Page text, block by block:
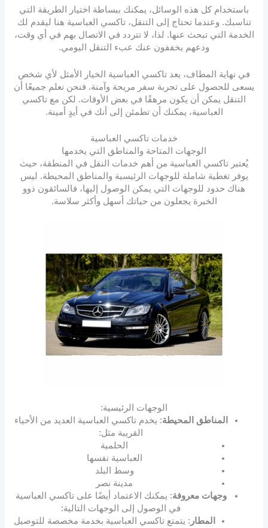
باستخدام كل هذه الوسائل، يمكنك ببساطة اختيار الطريقة التي
تناسبك. وعندما تحتاج إلى التنقل، تاكسي العباسية هنا ليقدم لك
الخدمة التي تبحث عنها. لذا، لا تتردد في الاتصال بهم في أي وقت،
ودعهم يخففون عنك عبء التنقل اليومي.
في نهاية المطاف، يعد تاكسي العباسية الخيار الأمثل لأي شخص
يسعى للحصول على تجربة سفر مريحة وآمنة. فنحن نعلم جميعًا أن
التنقل يمكن أن يكون مرهقًا في بعض الأوقات. لكن مع تاكسي
العباسية، يمكنك أن تطمئن إلى أنك في أيدٍ أمينة.
خدمات تاكسي العباسية
الوجهات المتاحة والمناطق التي يخدمها
يُعتبر تاكسي العباسية من أهم خدمات النقل في المنطقة، حيث
يوفر تغطية شاملة للوجهات الرئيسية والمناطق المحيطة. ليس
هناك حدود للوجهات التي يمكن الوصول إليها، فالسائقون ذوو
الخبرة يجعلون من حياتك أسهل وأكثر سلاسة.
الوجهات الرئيسية:
المناطق المحيطة: يخدم تاكسي العباسية العديد من الأحياء
القريبة مثل:
الحلمية
العباسية نفسها
وسط البلد
مدينة نصر
وجهات معروفة: يمكنك الاعتماد أيضًا على تاكسي العباسية
في الوصول إلى الوجهات التالية:
المطار : يتمتع تاكسي العباسية بخدمة مخصصة للتوصيل